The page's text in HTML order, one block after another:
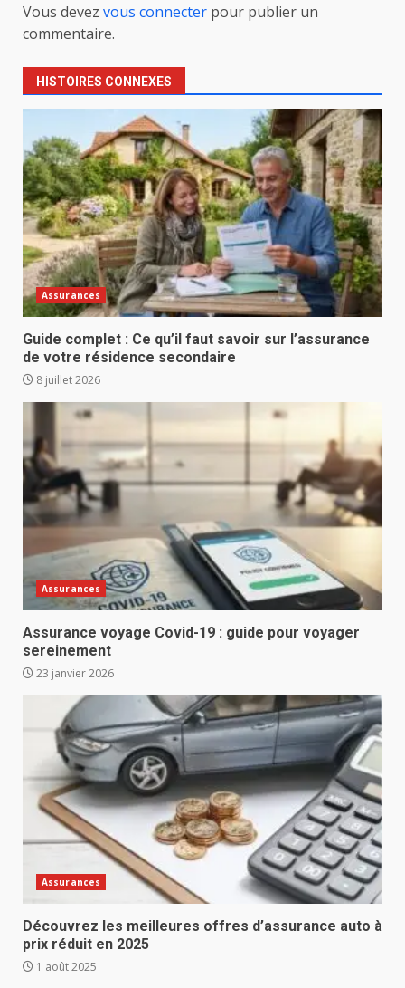
Vous devez vous connecter pour publier un
commentaire.
HISTOIRES CONNEXES
Assurances
Guide complet : Ce qu’il faut savoir sur l’assurance
de votre résidence secondaire
8 juillet 2026
Assurances
Assurance voyage Covid-19 : guide pour voyager
sereinement
23 janvier 2026
Assurances
Découvrez les meilleures offres d’assurance auto à
prix réduit en 2025
1 août 2025